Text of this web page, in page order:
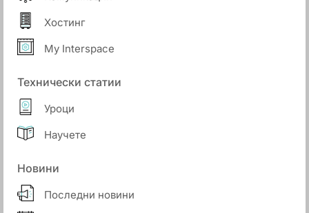
Хостинг
My Interspace
Технически статии
Уроци
Научете
Новини
Последни новини